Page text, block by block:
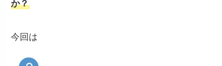
か？
今回は